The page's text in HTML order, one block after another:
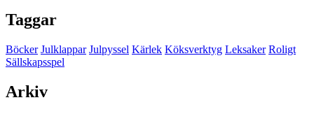
Taggar
Böcker Julklappar Julpyssel Kärlek Köksverktyg Leksaker Roligt
Sällskapsspel
Arkiv